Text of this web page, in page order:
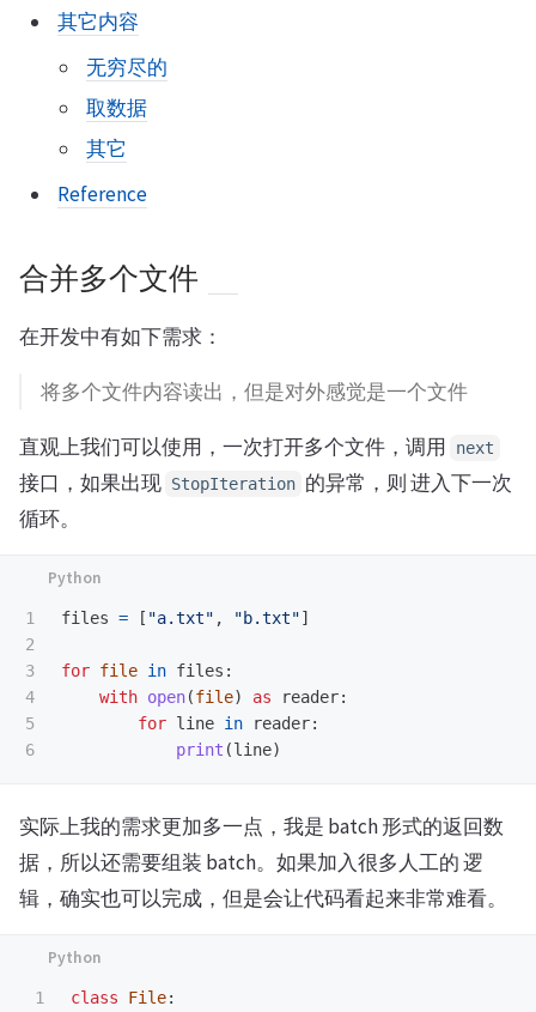
其它内容
无穷尽的
取数据
其它
Reference
合并多个文件
在开发中有如下需求：
将多个文件内容读出，但是对外感觉是一个文件
直观上我们可以使用，一次打开多个文件，调用 next
接口，如果出现 StopIteration 的异常，则 进入下一次
循环。
1
2
3
4
5
files = [ "a.txt" , "b.txt"]
for file in files :
with open(file) as reader:
for line in reader:
print (line)
实际上我的需求更加多一点，我是 batch 形式的返回数
据，所以还需要组装 batch。如果加入很多人工的 逻
辑，确实也可以完成，但是会让代码看起来非常难看。
1
class File: